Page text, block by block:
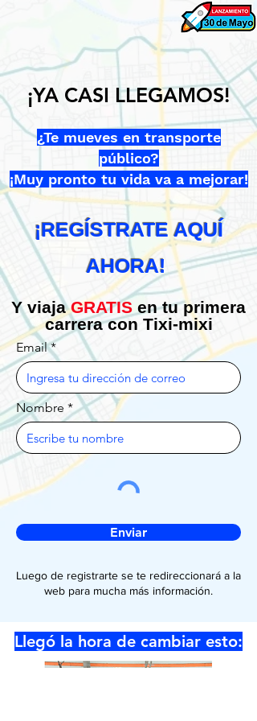
¡YA CASI LLEGAMOS!
¿Te mueves en transporte
público?
¡Muy pronto tu vida va a mejorar!
¡REGÍSTRATE AQUÍ
AHORA!
Y viajaGRATIS en tu primera
carrera con Tixi-mixi
Email
Nombre
Enviar
Luego de registrarte se te redireccionará a la
web para mucha más información.
Llegó la hora de cambiar esto: